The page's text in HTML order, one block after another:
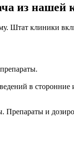
из нашей
клиники
в сторонние
Препараты и